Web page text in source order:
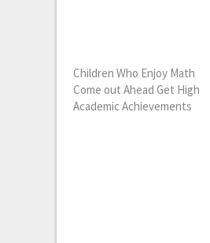
Children Who Enjoy Math
Come out Ahead Get High
Academic Achievements